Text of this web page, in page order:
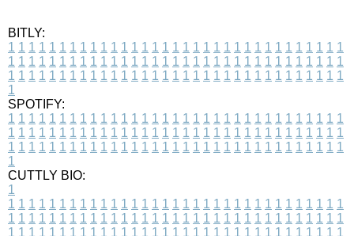
BITLY:
1 1 1 1 1 1 1 1 1 1 1 1 1 1 1 1 1 1 1 1 1 1 1 1 1 1 1 1 1 1 1 1 1
1 1 1 1 1 1 1 1 1 1 1 1 1 1 1 1 1 1 1 1 1 1 1 1 1 1 1 1 1 1 1 1 1
1 1 1 1 1 1 1 1 1 1 1 1 1 1 1 1 1 1 1 1 1 1 1 1 1 1 1 1 1 1 1 1 1
1
SPOTIFY:
1 1 1 1 1 1 1 1 1 1 1 1 1 1 1 1 1 1 1 1 1 1 1 1 1 1 1 1 1 1 1 1 1
1 1 1 1 1 1 1 1 1 1 1 1 1 1 1 1 1 1 1 1 1 1 1 1 1 1 1 1 1 1 1 1 1
1 1 1 1 1 1 1 1 1 1 1 1 1 1 1 1 1 1 1 1 1 1 1 1 1 1 1 1 1 1 1 1 1
1
CUTTLY BIO:
1
1 1 1 1 1 1 1 1 1 1 1 1 1 1 1 1 1 1 1 1 1 1 1 1 1 1 1 1 1 1 1 1 1
1 1 1 1 1 1 1 1 1 1 1 1 1 1 1 1 1 1 1 1 1 1 1 1 1 1 1 1 1 1 1 1 1
1 1 1 1 1 1 1 1 1 1 1 1 1 1 1 1 1 1 1 1 1 1 1 1 1 1 1 1 1 1 1 1 1